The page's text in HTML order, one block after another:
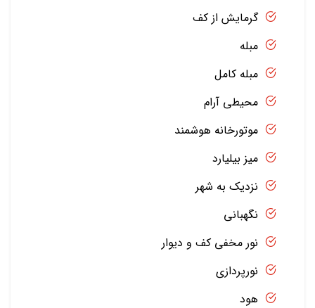
گرمایش از کف
مبله
مبله کامل
محیطی آرام
موتورخانه هوشمند
میز بیلیارد
نزدیک به شهر
نگهبانی
نور مخفی کف و دیوار
نورپردازی
هود